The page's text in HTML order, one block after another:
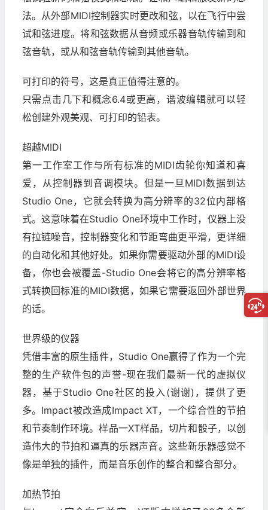
法。从外部MIDI控制器实时更改和弦，以在飞行中尝
试和弦进度。将和弦数据从音频或乐器音轨传输到和
弦音轨，或从和弦音轨传输到其他音轨。
可打印的符号，这是真正值得注意的。
只需点击几下和概念6.4或更高，谐波编辑就可以轻
松创建外观美观、可打印的铅表。
超越MIDI
第一工作室工作与所有标准的MIDI齿轮你知道和喜
爱，从控制器到音调模块。但是一旦MIDI数据到达
Studio One，它就会转换为高分辨率的32位内部格
式。这意味着在Studio One环境中工作时，仪器上没
有拉链噪音，控制器变化和节距弯曲更平滑，更详细
的自动化和其他好处。如果你需要驱动外部的MIDI设
备，你也会被覆盖-Studio One会将它的高分辨率格
式转换回标准的MIDI数据，如果它需要返回外部世界
的话。
世界级的仪器
凭借丰富的原生插件，Studio One赢得了作为一个完
整的生产软件包的声誉-现在我们最新一代的虚拟仪
器，基于Studio One社区的投入(谢谢)，提供了更
多。Impact被改造成Impact XT，一个综合性的节拍
和节奏制作环境。样品一XT样品，切片和骰子，以创
造伟大的节拍和逼真的乐器声音。这些新乐器感觉不
像是单独的插件，而是音乐创作的整合和整合部分。
加热节拍